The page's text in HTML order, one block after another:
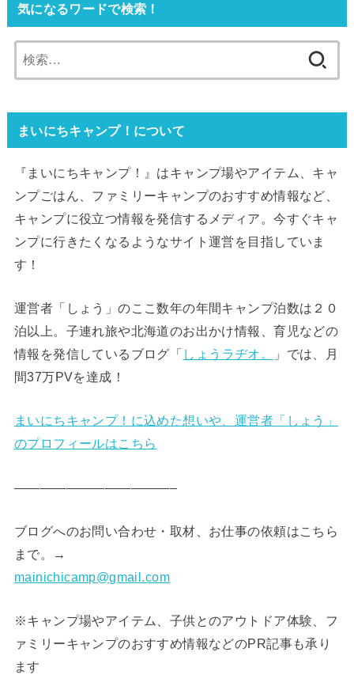
気になるワードで検索！
索:
まいにちキャンプ！について
『まいにちキャンプ！』はキャンプ場やアイテム、キャ
ンプごはん、ファミリーキャンプのおすすめ情報など、
キャンプに役立つ情報を発信するメディア。今すぐキャ
ンプに行きたくなるようなサイト運営を目指していま
す！
運営者「しょう」のここ数年の年間キャンプ泊数は２０
泊以上。子連れ旅や北海道のお出かけ情報、育児などの
情報を発信しているブログ「 しょうラヂオ。
」では、月
間37万PVを達成！
まいにちキャンプ！に込めた想いや、運営者「しょう」
のプロフィールはこちら
————————————–
ブログへのお問い合わせ・取材、お仕事の依頼はこちら
まで。→
mainichicamp@gmail.com
※キャンプ場やアイテム、子供とのアウトドア体験、フ
ァミリーキャンプのおすすめ情報などのPR記事も承り
ます